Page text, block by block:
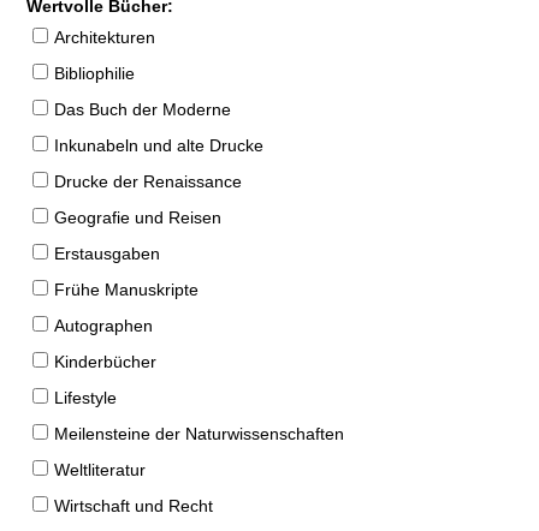
Wertvolle Bücher:
Architekturen
Bibliophilie
Das Buch der Moderne
Inkunabeln und alte Drucke
Drucke der Renaissance
Geografie und Reisen
Erstausgaben
Frühe Manuskripte
Autographen
Kinderbücher
Lifestyle
Meilensteine der Naturwissenschaften
Weltliteratur
Wirtschaft und Recht